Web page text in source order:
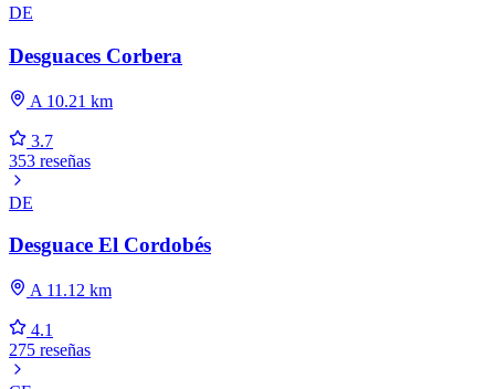
DE
Desguaces Corbera
A 10.21 km
3.7
353 reseñas
DE
Desguace El Cordobés
A 11.12 km
4.1
275 reseñas